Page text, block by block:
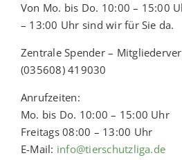
Von Mo. bis Do. 10:00 – 15:00
– 13:00 Uhr sind wir für Sie da.
Zentrale Spender –
(035608) 419030
Anrufzeiten:
Mo. bis Do. 10:00 – 15:00 Uhr
Freitags 08:00 – 13:00 Uhr
E-Mail: info@tierschutzliga.de